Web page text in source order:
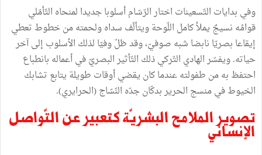
وفي بدايات التّسعينات اختار الرّسّام أسلوبا جديدا لمنحاه التّأمّلي
قوامُه نسيجٌ يملأ كامل اللّوحة ويتألّف سداه ولحمته من خطوط تعطي
إيقاعا بصريّا نابضا شبه صوفيّ، وقد ظلّ وفيّا لذلك الأسلوب إلى آخر
حياته. ويفسّر الهادي التّركي ذلك التّأثير البصريّ في أعماله بانطباع
احتفظ به من طفولته عندما كان يقضي أوقات طويلة يتابع تشابك
الخيوط في منسج الحرير بدكّان جدّه النّسّاج (الحرايري).
تصوير الملامح البشريّة كتعبير عن التّواصل
الإنساني